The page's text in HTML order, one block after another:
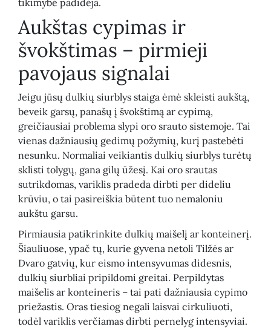
tikimybė padidėja.
Aukštas cypimas ir
švokštimas – pirmieji
pavojaus signalai
Jeigu jūsų dulkių siurblys staiga ėmė skleisti aukštą,
beveik garsų, panašų į švokštimą ar cypimą,
greičiausiai problema slypi oro srauto sistemoje. Tai
vienas dažniausių gedimų požymių, kurį pastebėti
nesunku. Normaliai veikiantis dulkių siurblys turėtų
sklisti tolygų, gana gilų ūžesį. Kai oro srautas
sutrikdomas, variklis pradeda dirbti per dideliu
krūviu, o tai pasireiškia būtent tuo nemaloniu
aukštu garsu.
Pirmiausia patikrinkite dulkių maišelį ar konteinerį.
Šiauliuose, ypač tų, kurie gyvena netoli Tilžės ar
Dvaro gatvių, kur eismo intensyvumas didesnis,
dulkių siurbliai pripildomi greitai. Perpildytas
maišelis ar konteineris – tai pati dažniausia cypimo
priežastis. Oras tiesiog negali laisvai cirkuliuoti,
todėl variklis verčiamas dirbti pernelyg intensyviai.